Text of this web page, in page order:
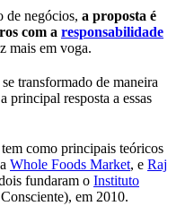
de negócios, a proposta é
com a responsabilidade
mais em voga.
transformado de maneira
principal resposta a essas
como principais teóricos
Whole Foods Market, e Raj
fundaram o Instituto
em 2010.